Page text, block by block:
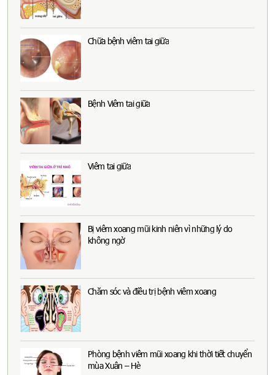
Chữa bệnh viêm tai giữa
Bệnh Viêm tai giữa
Viêm tai giữa
Bị viêm xoang mũi kinh niên vì những lý do
không ngờ
Chăm sóc và điều trị bệnh viêm xoang
Phòng bệnh viêm mũi xoang khi thời tiết chuyển
mùa Xuân – Hè